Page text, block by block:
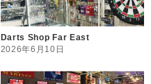
Darts Shop Far East
2026年6月10日